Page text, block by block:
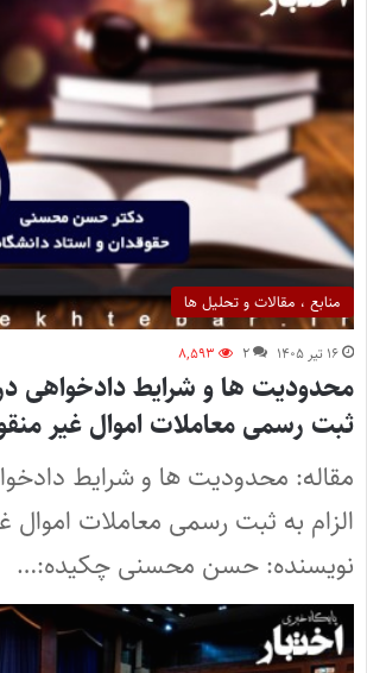
منابع ، مقالات و تحلیل ها
۱۶ تیر ۱۴۰۵ ۲ ۸,۵۹۳
محدودیت ها و شرایط دادخواهی در
ثبت رسمی معاملات اموال غیر
مقاله: محدودیت ها و شرایط
الزام به ثبت رسمی معاملات اموال
نویسنده: حسن محسنی چکیده:…